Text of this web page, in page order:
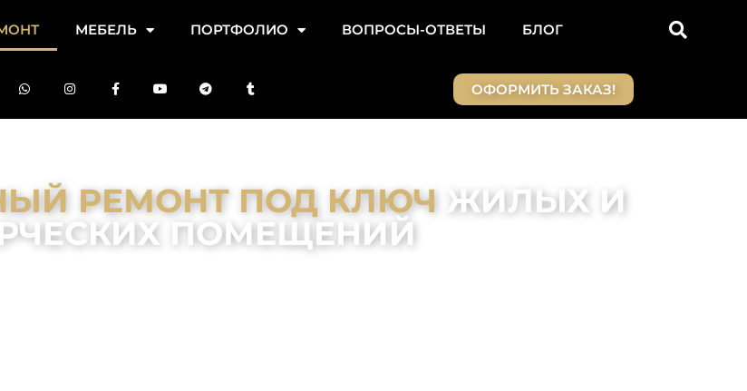
МЕБЕЛЬ ПОРТФОЛИО ВОПРОСЫ-ОТВЕТЫ БЛОГ
ОФОРМИТЬ ЗАКАЗ!
РЕМОНТ ПОД КЛЮЧЖИЛЫХ И
ПОМЕЩЕНИЙ